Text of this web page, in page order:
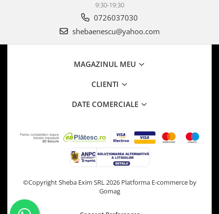
9:30-19:30
0726037030
shebaenescu@yahoo.com
MAGAZINUL MEU
CLIENTI
DATE COMERCIALE
©Copyright Sheba Exim SRL 2026 Platforma E-commerce by
Gomag